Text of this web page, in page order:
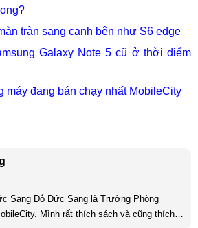
tràn sang cạnh bên như S6 edge
Galaxy Note 5 cũ ở thời điểm
máy đang bán chạy nhất MobileCity
Phòng
Mình rất thích sách và cũng thích